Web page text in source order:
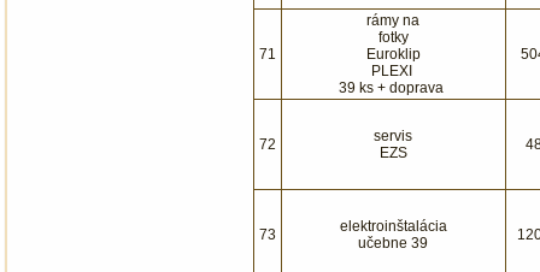
71
rámy na
fotky
Euroklip
PLEXI
39 ks + doprava
72
servis
EZS
73
elektroinštalácia
učebne 39